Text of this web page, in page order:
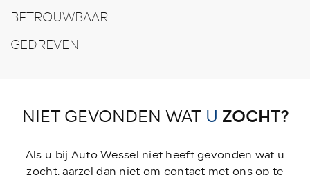
BETROUWBAAR
GEDREVEN
NIET GEVONDEN WAT U ZOCHT?
Als u bij Auto Wessel niet heeft gevonden wat u
zocht, aarzel dan niet om contact met ons op te